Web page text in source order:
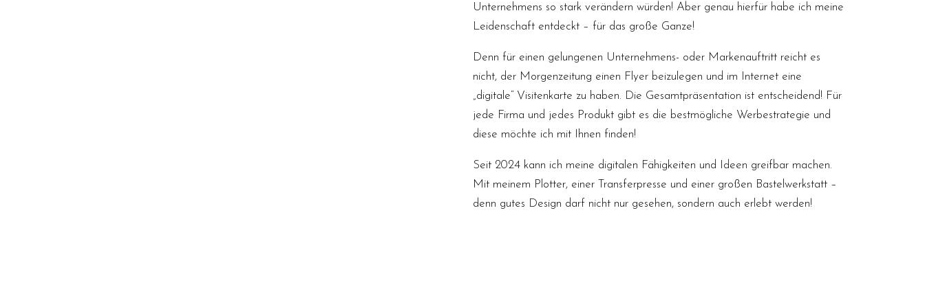
Unternehmens so stark verändern würden! Aber genau hierfür habe ich meine
Leidenschaft entdeckt – für das große Ganze!
Denn für einen gelungenen Unternehmens- oder Markenauftritt reicht es
nicht, der Morgenzeitung einen Flyer beizulegen und im Internet eine
„digitale“ Visitenkarte zu haben. Die Gesamtpräsentation ist entscheidend! Für
jede Firma und jedes Produkt gibt es die bestmögliche Werbestrategie und
diese möchte ich mit Ihnen finden!
Seit 2024 kann ich meine digitalen Fähigkeiten und Ideen greifbar machen.
Mit meinem Plotter, einer Transferpresse und einer großen Bastelwerkstatt –
denn gutes Design darf nicht nur gesehen, sondern auch erlebt werden!